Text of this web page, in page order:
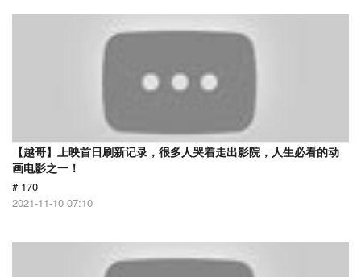
【越哥】上映首日刷新记录，很多人哭着走出影院，人生必看的动
画电影之一！
# 170
2021-11-10 07:10